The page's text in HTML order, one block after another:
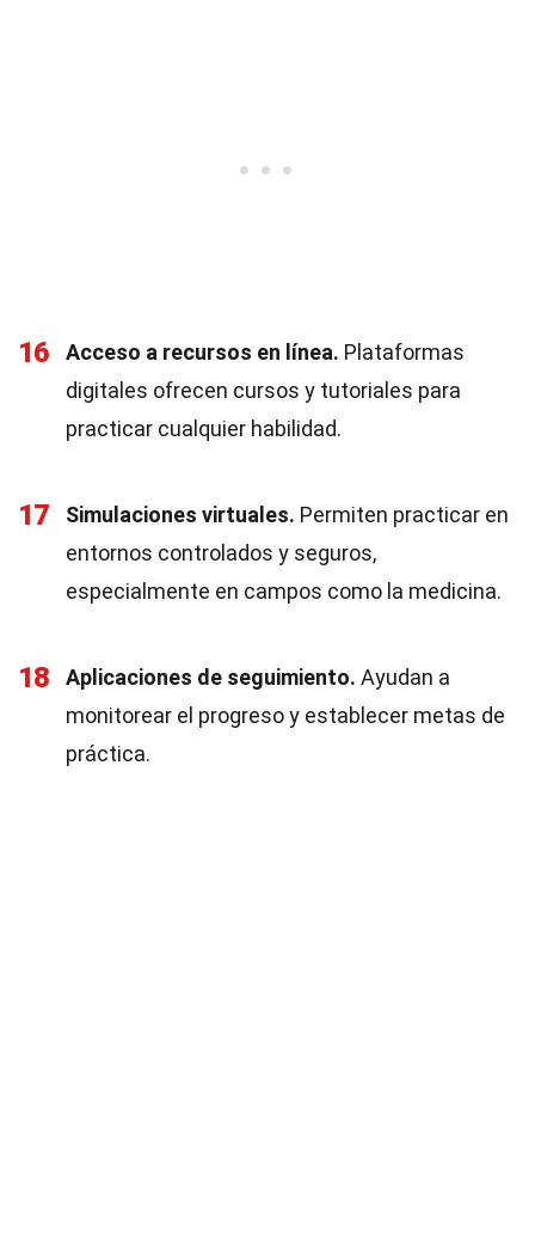
16 Acceso a recursos en línea. Plataformas
digitales ofrecen cursos y tutoriales para
practicar cualquier habilidad.
17 Simulaciones virtuales. Permiten practicar en
entornos controlados y seguros,
especialmente en campos como la medicina.
18 Aplicaciones de seguimiento. Ayudan a
monitorear el progreso y establecer metas de
práctica.